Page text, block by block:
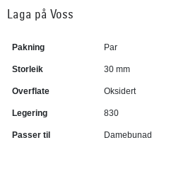
Laga på Voss
Pakning Par
Storleik 30 mm
Overflate Oksidert
Legering 830
Passer til Damebunad